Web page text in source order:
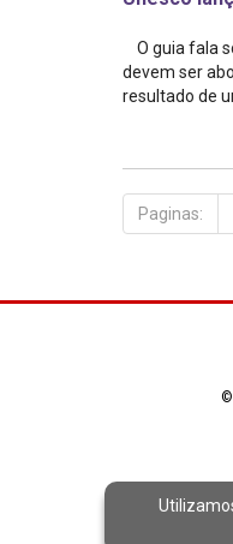
O guia fala
devem ser
resultado de
Paginas:
©